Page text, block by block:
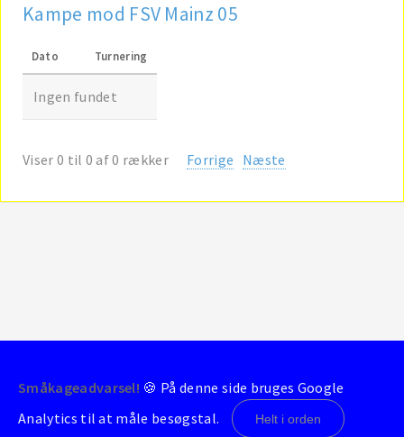
Kampe mod FSV Mainz 05
Dato Turnering
Ingen fundet
Viser 0 til 0 af 0 rækker Forrige Næste
© 2004-2026 - BrondbyStats
Småkageadvarsel! 🍪 På denne side bruges Google
Analytics til at måle besøgstal.
Helt i orden